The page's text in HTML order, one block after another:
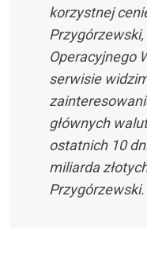
korzystnej
Przygórzewski,
Operacyjnego
serwisie
głównych
ostatnich 10
miliarda
Przygórzewski.